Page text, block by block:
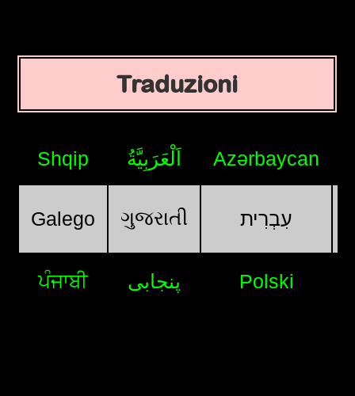
Traduzioni
Shqip اَلْعَرَبِيَّةُ Azərbaycan
Galego ગુજરાતી עִבְרִית
ਪੰਜਾਬੀ پنجابی Polski